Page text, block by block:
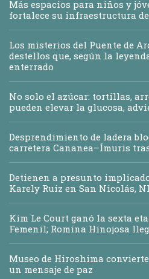
Más espacios para niños y
fortalece su infraestructura
Los misterios del Puente de
destellos que, según la
enterrado
No solo el azúcar: tortillas,
pueden elevar la glucosa,
Desprendimiento de ladera
carretera Cananea–Ímuris
Detienen a presunto
Karely Ruiz en San Nicolás,
Kim Le Court ganó la sexta
Femenil; Romina Hinojosa
Museo de Hiroshima
un mensaje de paz